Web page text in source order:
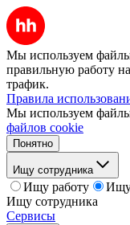
Мы используем
правильную работу
трафик.
Правила
Мы используем
файлов cookie
Понятно
Ищу сотрудника
Ищу работу
Ищу
Ищу сотрудника
Сервисы